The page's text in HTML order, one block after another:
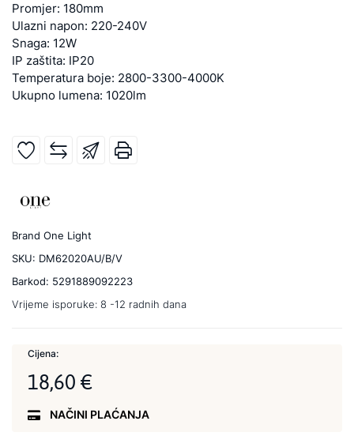
Promjer: 180mm
Ulazni napon: 220-240V
Snaga: 12W
IP zaštita: IP20
Temperatura boje: 2800-3300-4000K
Ukupno lumena: 1020lm
Brand One Light
SKU: DM62020AU/B/V
Barkod: 5291889092223
Vrijeme isporuke: 8 -12 radnih dana
Cijena:
18,60 €
NAČINI PLAĆANJA